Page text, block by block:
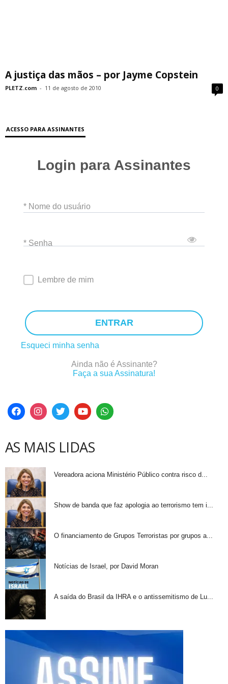
A justiça das mãos – por Jayme Copstein
PLETZ.com - 11 de agosto de 2010 0
ACESSO PARA ASSINANTES
Login para Assinantes
* Nome do usuário
* Senha
Lembre de mim
ENTRAR
Esqueci minha senha
Ainda não é Assinante?
Faça a sua Assinatura!
AS MAIS LIDAS
Vereadora aciona Ministério Público contra risco d...
Show de banda que faz apologia ao terrorismo tem i...
O financiamento de Grupos Terroristas por grupos a...
Notícias de Israel, por David Moran
A saída do Brasil da IHRA e o antissemitismo de Lu...